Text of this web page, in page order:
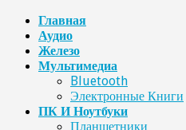
Главная
Аудио
Железо
Мультимедиа
Bluetooth
Электронные Книги
ПК И Ноутбуки
Планшетники